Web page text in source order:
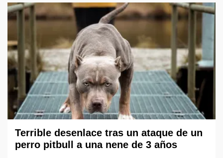
Terrible desenlace tras un ataque de un
perro pitbull a una nene de 3 años